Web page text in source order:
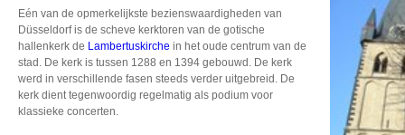
Eén van de opmerkelijkste bezienswaardigheden van
Düsseldorf is de scheve kerktoren van de gotische
hallenkerk de Lambertuskirche in het oude centrum van de
stad. De kerk is tussen 1288 en 1394 gebouwd. De kerk
werd in verschillende fasen steeds verder uitgebreid. De
kerk dient tegenwoordig regelmatig als podium voor
klassieke concerten.